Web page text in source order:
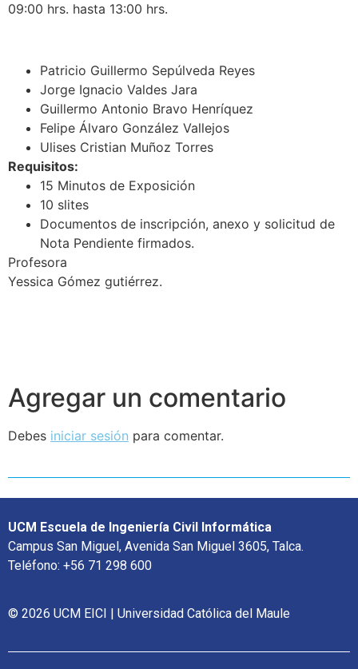
09:00 hrs. hasta 13:00 hrs.
Patricio Guillermo Sepúlveda Reyes
Jorge Ignacio Valdes Jara
Guillermo Antonio Bravo Henríquez
Felipe Álvaro González Vallejos
Ulises Cristian Muñoz Torres
Requisitos:
15 Minutos de Exposición
10 slites
Documentos de inscripción, anexo y solicitud de
Nota Pendiente firmados.
Profesora
Yessica Gómez gutiérrez.
Agregar un comentario
Debes iniciar sesión para comentar.
UCM Escuela de Ingeniería Civil Informática
Campus San Miguel, Avenida San Miguel 3605, Talca.
Teléfono: +56 71 298 600
© 2026 UCM EICI | Universidad Católica del Maule